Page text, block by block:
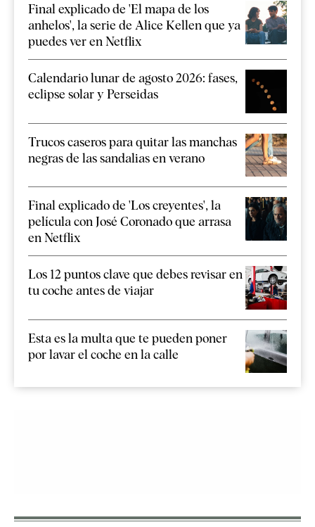
Final explicado de 'El mapa de los
anhelos', la serie de Alice Kellen que ya
puedes ver en Netflix
Calendario lunar de agosto 2026: fases,
eclipse solar y Perseidas
Trucos caseros para quitar las manchas
negras de las sandalias en verano
Final explicado de 'Los creyentes', la
película con José Coronado que arrasa
en Netflix
Los 12 puntos clave que debes revisar en
tu coche antes de viajar
Esta es la multa que te pueden poner
por lavar el coche en la calle